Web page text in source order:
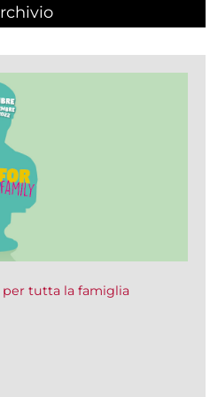
tutta la famiglia